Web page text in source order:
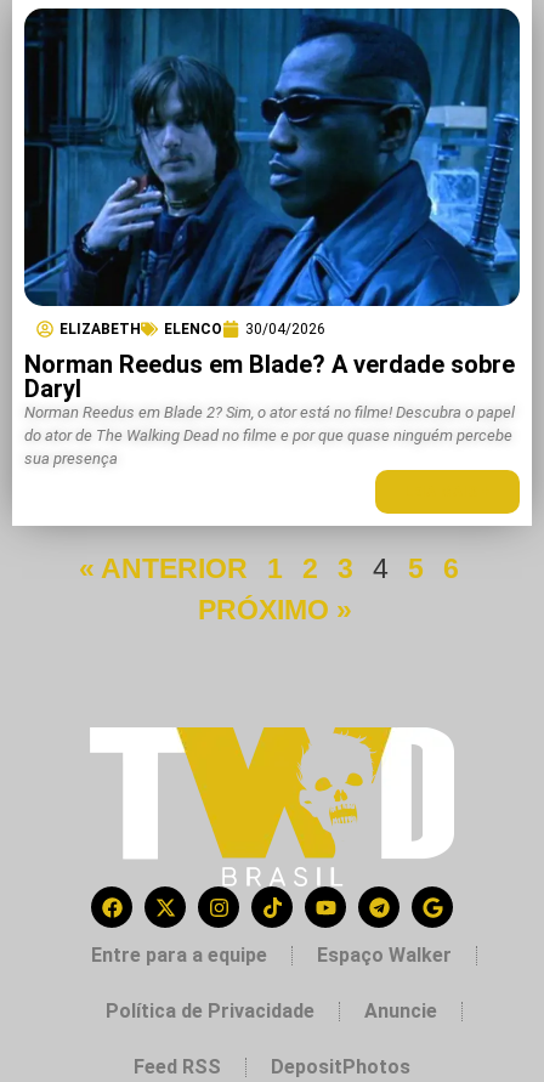
ELIZABETH ELENCO 30/04/2026
Norman Reedus em Blade? A verdade sobre
Daryl
Norman Reedus em Blade 2? Sim, o ator está no filme! Descubra o papel
do ator de The Walking Dead no filme e por que quase ninguém percebe
sua presença
« ANTERIOR 1 2 3 4 5
6
PRÓXIMO »
Entre para a equipe Espaço Walker
Política de Privacidade Anuncie
Feed RSS DepositPhotos